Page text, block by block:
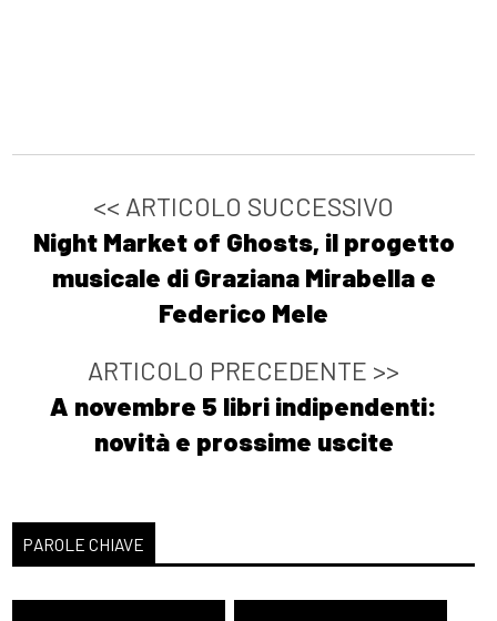
<< ARTICOLO SUCCESSIVO
Night Market of Ghosts, il progetto
musicale di Graziana Mirabella e
Federico Mele
ARTICOLO PRECEDENTE >>
A novembre 5 libri indipendenti:
novità e prossime uscite
PAROLE CHIAVE